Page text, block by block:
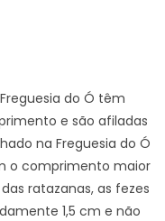
do Ó têm
e são afiladas
na Freguesia do Ó
o comprimento maior
ratazanas, as fezes
1,5 cm e não